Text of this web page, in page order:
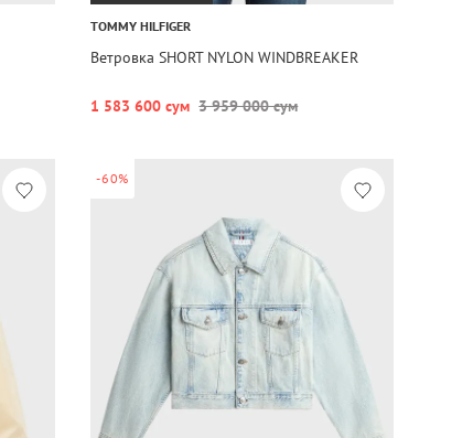
TOMMY HILFIGER
Ветровка SHORT NYLON WINDBREAKER
1 583 600 сум 3 959 000 сум
-60%